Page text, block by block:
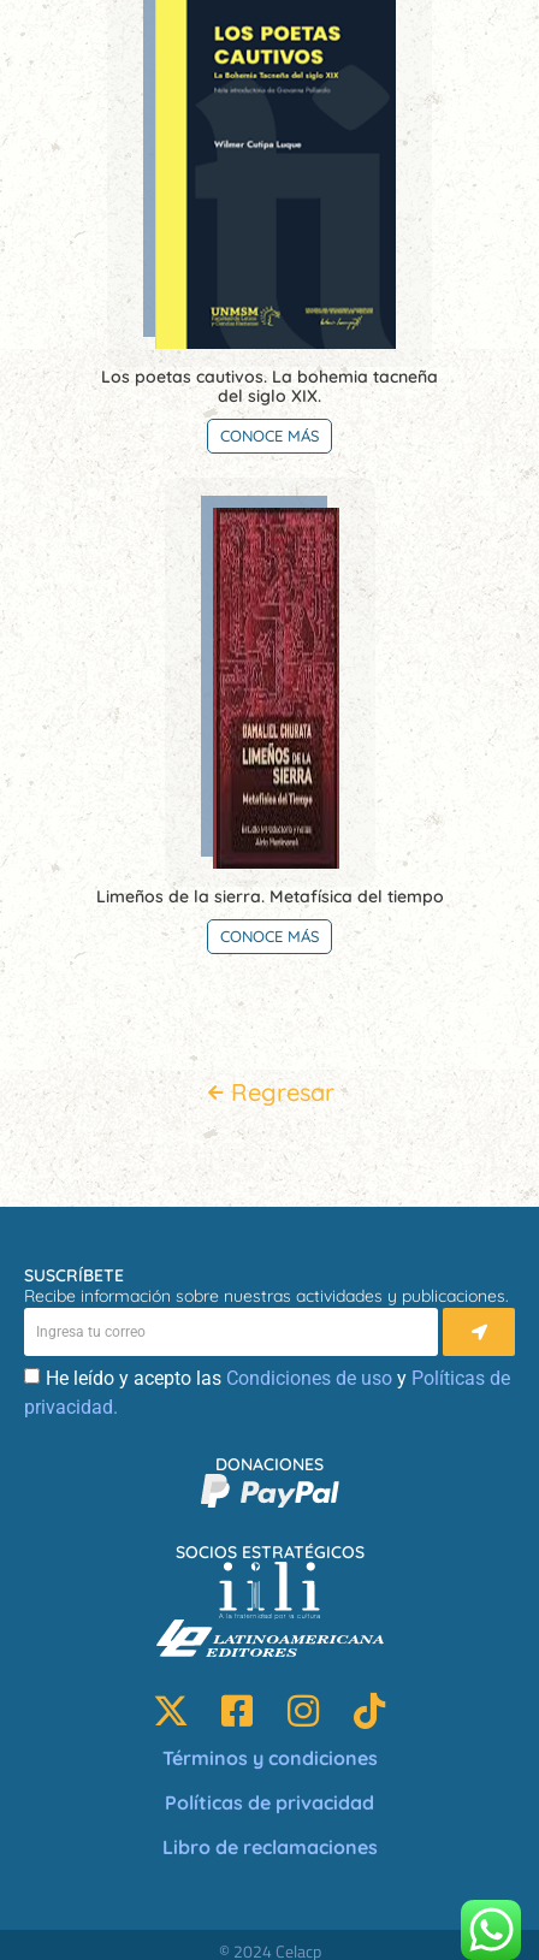
Los poetas cautivos. La bohemia tacneña
del siglo XIX.
CONOCE MÁS
Limeños de la sierra. Metafísica del tiempo
CONOCE MÁS
Regresar
SUSCRÍBETE
Recibe información sobre nuestras actividades y publicaciones.
He leído y acepto las Condiciones de uso y Políticas de
privacidad.
SOCIOS ESTRATÉGICOS
DONACIONES
Términos y condiciones
Políticas de privacidad
Libro de reclamaciones
© 2024 Celacp